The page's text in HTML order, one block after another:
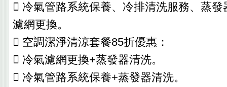
 冷氣管路系統保養、冷排清洗服務、蒸
濾網更換。
 空調潔淨清涼套餐85折優惠：
 冷氣濾網更換+蒸發器清洗。
 冷氣管路系統保養+蒸發器清洗。